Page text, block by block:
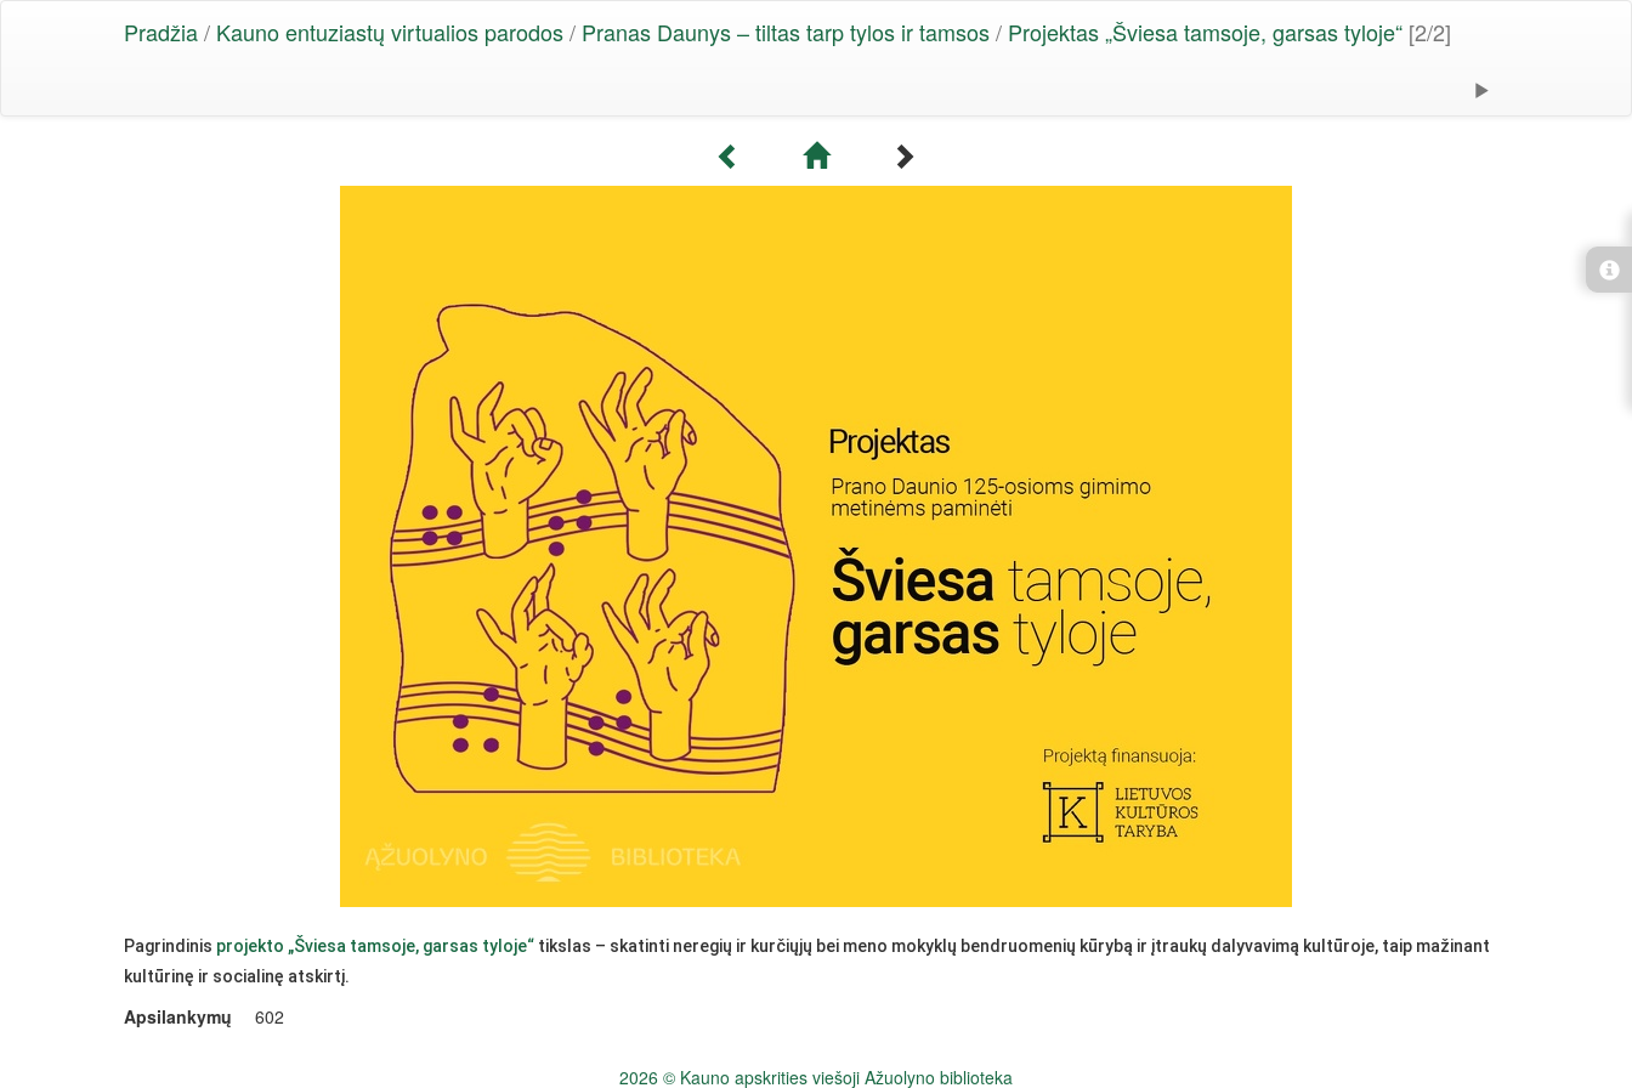
Pradžia/ Kauno entuziastų virtualios parodos/ Pranas Daunys – tiltas tarp tylos ir tamsos/ Projektas „Šviesa tamsoje, garsas tyloje“ [2/2]
Pagrindinis projekto „Šviesa tamsoje, garsas tyloje“ tikslas – skatinti neregių ir kurčiųjų bei meno mokyklų bendruomenių kūrybą ir įtraukų dalyvavimą kultūroje, taip mažinant
kultūrinę ir socialinę atskirtį.
Apsilankymų 602
2026 © Kauno apskrities viešoji Ažuolyno biblioteka